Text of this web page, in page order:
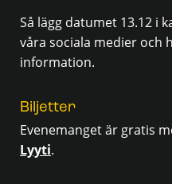
Så lägg datumet 13.12 i
våra sociala medier och
information.
Biljetter
Evenemanget är gratis
Lyyti.